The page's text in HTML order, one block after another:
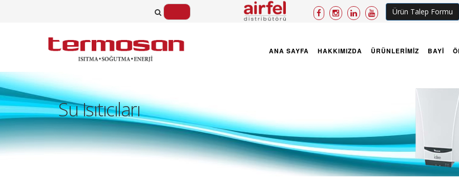
Ürün Talep Formu
ANA SAYFA HAKKIMIZDA ÜRÜNLERİMİZ BAYİ
Su Isıtıcıları